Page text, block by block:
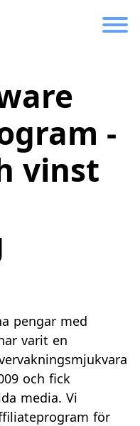
-
vinst
pengar med
varit en
och fick
media. Vi
för